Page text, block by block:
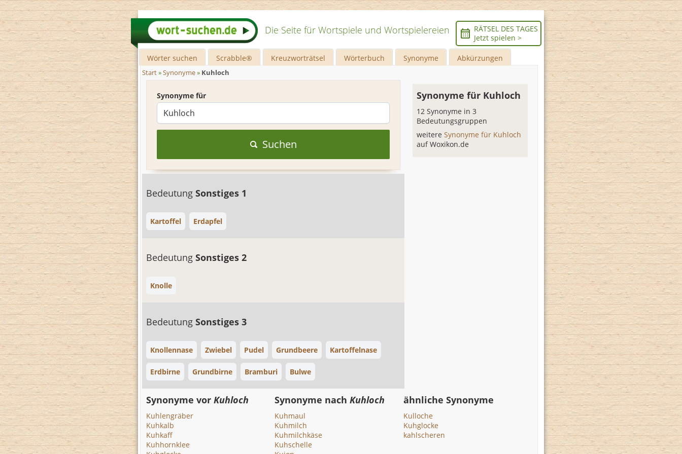
Die Seite für Wortspiele und Wortspielereien
RÄTSEL DES TAGES
Jetzt spielen >
Wörter suchen Scrabble® Kreuzworträtsel Wörterbuch Synonyme Abkürzungen
Start»Synonyme» Kuhloch
Synonyme für
Suchen
Bedeutung Sonstiges 1
Kartoffel Erdapfel
Bedeutung Sonstiges 2
Knolle
Bedeutung Sonstiges 3
Knollennase Zwiebel Pudel Grundbeere Kartoffelnase
Erdbirne Grundbirne Bramburi Bulwe
Synonyme für Kuhloch
12 Synonyme in 3
Bedeutungsgruppen
weitereSynonyme für Kuhloch
auf Woxikon.de
Synonyme vor Kuhloch
Kuhlengräber
Kuhkalb
Kuhkaff
Kuhhornklee
Synonyme nachKuhloch
Kuhmaul
Kuhmilch
Kuhmilchkäse
Kuhschelle
ähnliche Synonyme
Kulloche
Kuhglocke
kahlscheren